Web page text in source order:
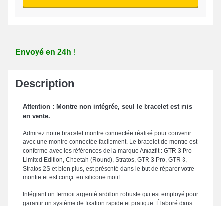
Envoyé en 24h !
Description
Attention : Montre non intégrée, seul le bracelet est mis
en vente.
Admirez notre bracelet montre connectée réalisé pour convenir
avec une montre connectée facilement. Le bracelet de montre est
conforme avec les références de la marque Amazfit : GTR 3 Pro
Limited Edition, Cheetah (Round), Stratos, GTR 3 Pro, GTR 3,
Stratos 2S et bien plus, est présenté dans le but de réparer votre
montre et est conçu en silicone motif.
Intégrant un fermoir argenté ardillon robuste qui est employé pour
garantir un système de fixation rapide et pratique. Élaboré dans